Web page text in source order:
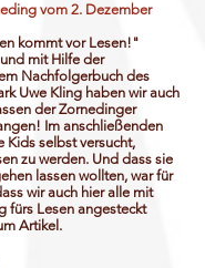
vom 2. Dezember
kommt vor Lesen!"
mit Hilfe der
Nachfolgerbuch des
Uwe Kling haben wir auch
der Zornedinger
Im anschließenden
Kids selbst versucht,
zu werden. Und dass sie
lassen wollten, war für
wir auch hier alle mit
fürs Lesen angesteckt
Artikel.